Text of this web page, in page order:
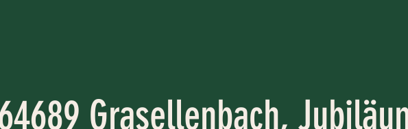
Grasellenbach,